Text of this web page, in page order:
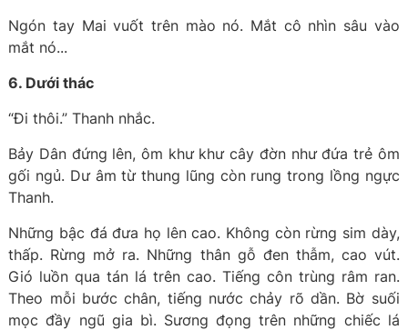
Ngón tay Mai vuốt trên mào nó. Mắt cô nhìn sâu vào
mắt nó...
6. Dưới thác
“Đi thôi.” Thanh nhắc.
Bảy Dân đứng lên, ôm khư khư cây đờn như đứa trẻ ôm
gối ngủ. Dư âm từ thung lũng còn rung trong lồng ngực
Thanh.
Những bậc đá đưa họ lên cao. Không còn rừng sim dày,
thấp. Rừng mở ra. Những thân gỗ đen thẫm, cao vút.
Gió luồn qua tán lá trên cao. Tiếng côn trùng râm ran.
Theo mỗi bước chân, tiếng nước chảy rõ dần. Bờ suối
mọc đầy ngũ gia bì. Sương đọng trên những chiếc lá